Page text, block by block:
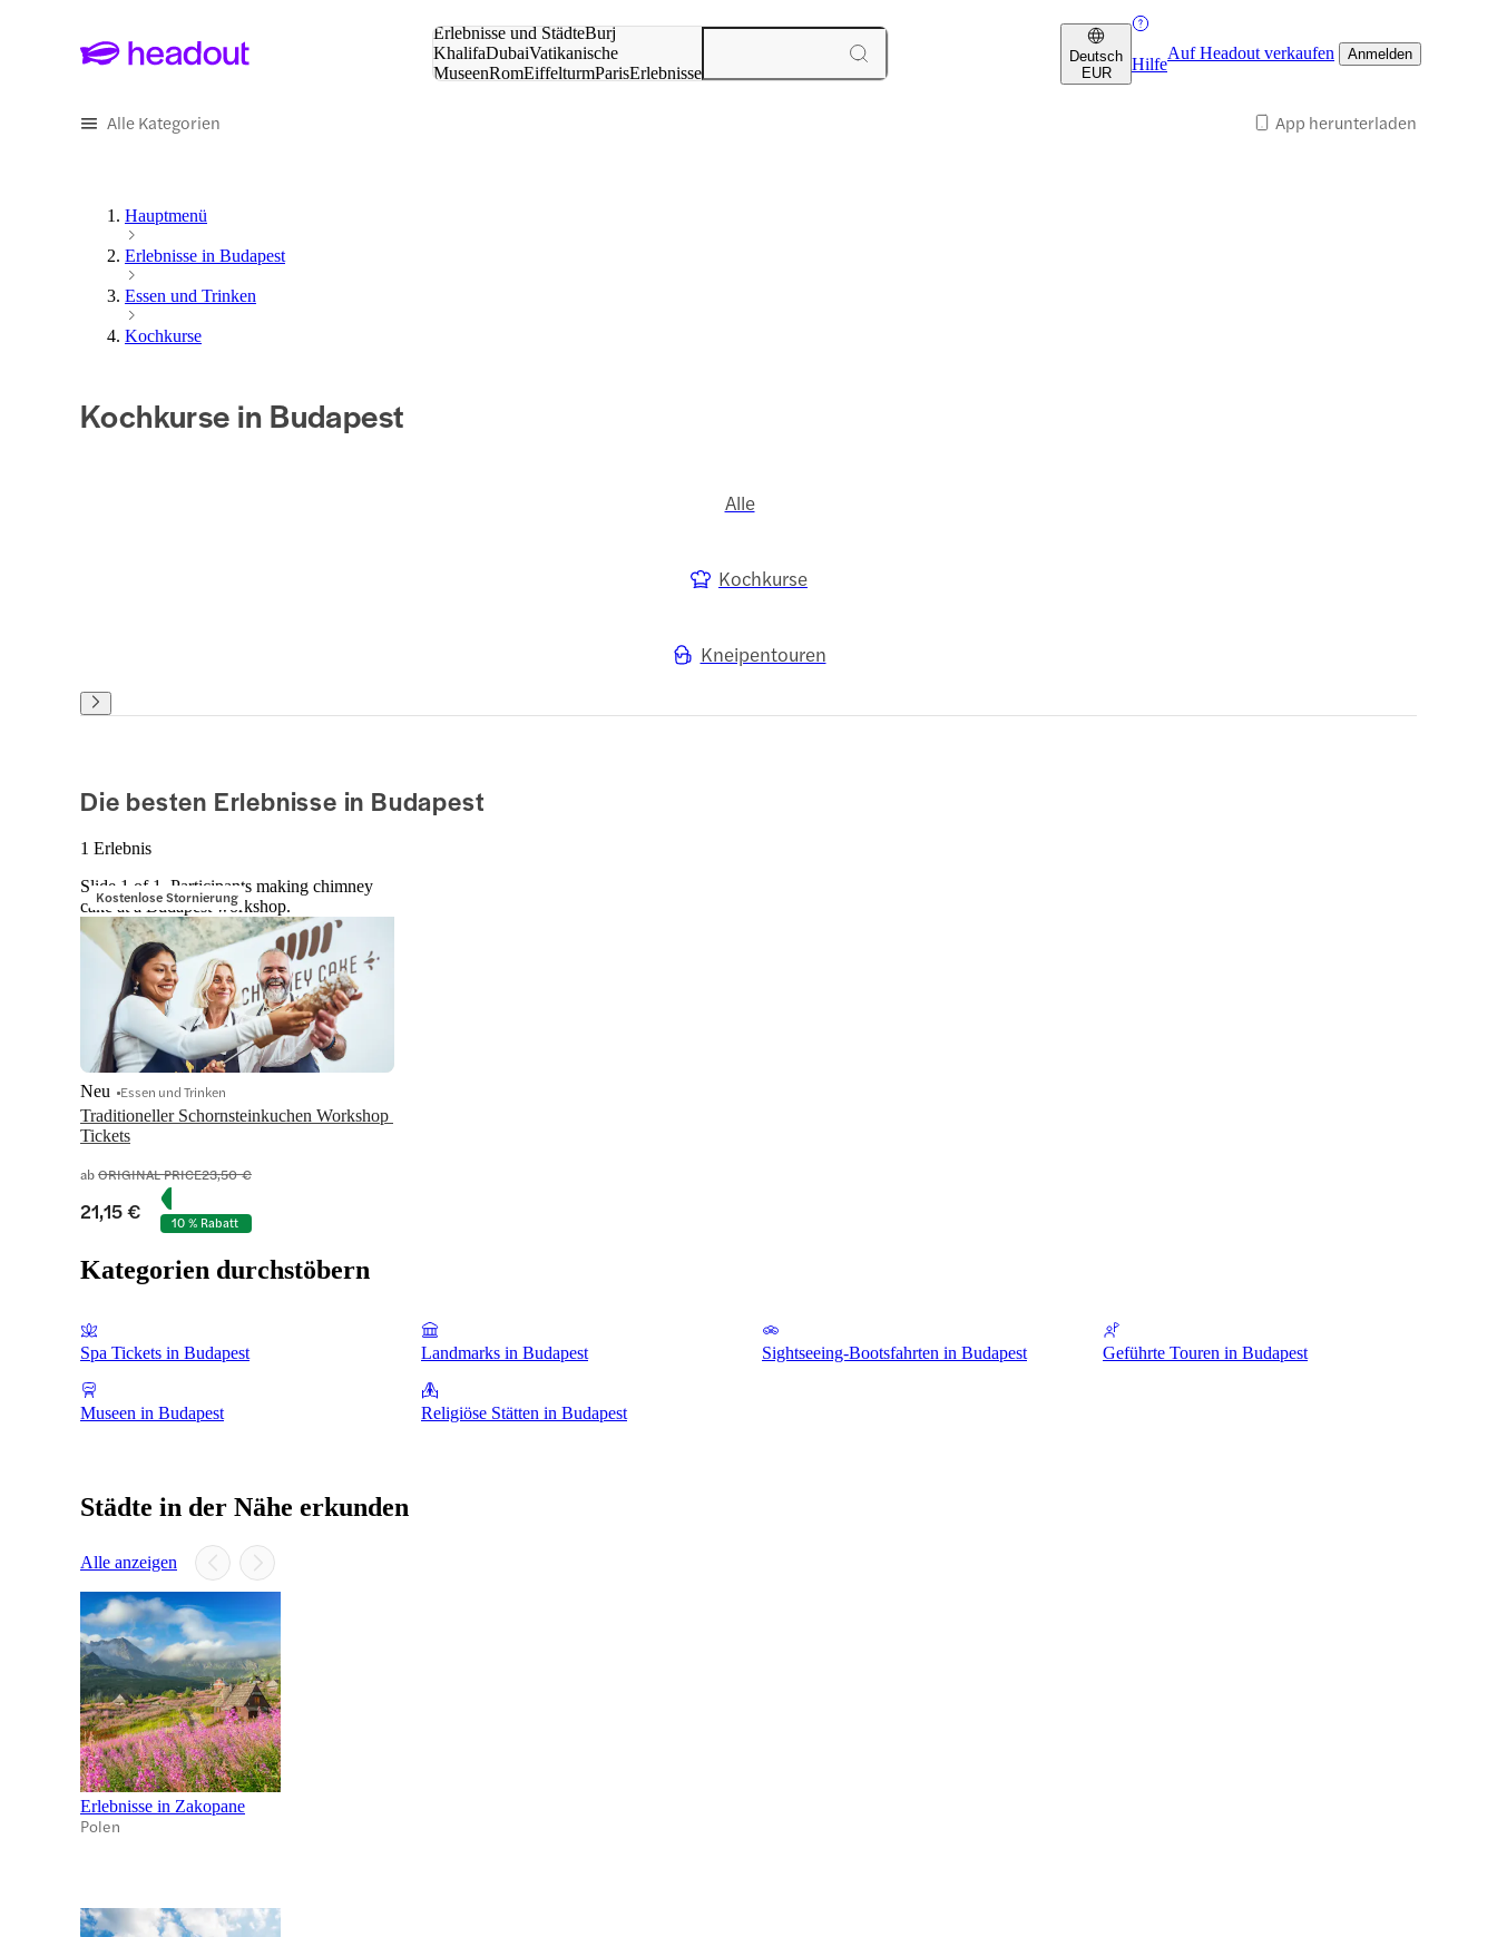
Erlebnisse und StädteBurj
KhalifaDubaiVatikanische
MuseenRomEiffelturmParisErlebnisse
Deutsch
EUR
Hilfe
Auf Headout verkaufen Anmelden
Alle Kategorien App herunterladen
Hauptmenü
Erlebnisse in Budapest
Essen und Trinken
Kochkurse
Kochkurse in Budapest
Alle
Kochkurse
Kneipentouren
Die besten Erlebnisse in Budapest
1 Erlebnis
Kostenlose Stornierung
Slide 1 of 1, Participants making chimney
cake at a Budapest workshop.
Traditioneller Schornsteinkuchen Workshop
Tickets
Neu Essen und Trinken
abORIGINAL PRICE23,50 €
21,15 € 10 % Rabatt
Kategorien durchstöbern
Spa Tickets in Budapest Landmarks in Budapest Sightseeing-Bootsfahrten in Budapest Geführte Touren in Budapest
Museen in Budapest Religiöse Stätten in Budapest
Städte in der Nähe erkunden
Alle anzeigen
Erlebnisse in Zakopane
Polen